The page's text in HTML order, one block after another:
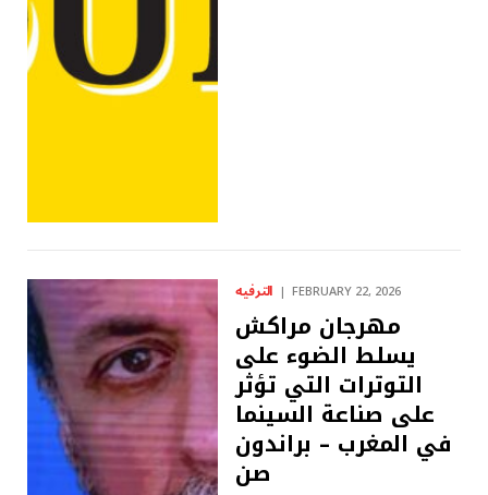
الترفيه FEBRUARY 22, 2026
مهرجان مراكش
يسلط الضوء على
التوترات التي تؤثر
على صناعة السينما
في المغرب – براندون
صن